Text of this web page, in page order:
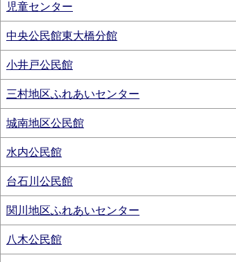
児童センター
中央公民館東大橋分館
小井戸公民館
三村地区ふれあいセンター
城南地区公民館
水内公民館
台石川公民館
関川地区ふれあいセンター
八木公民館